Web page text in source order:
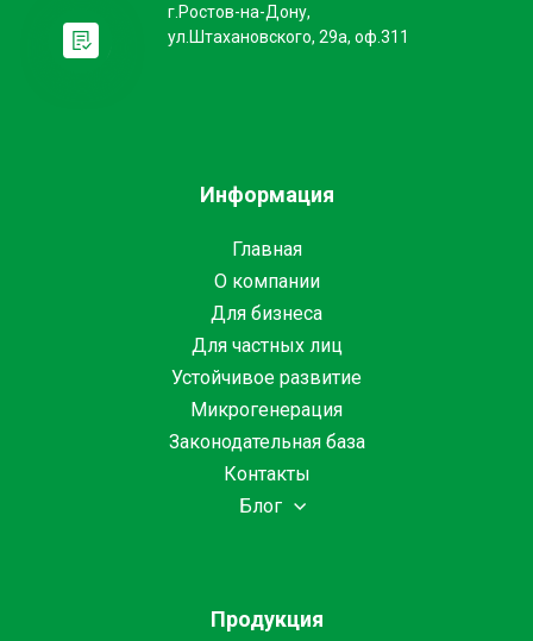
г.Ростов-на-Дону,
ул.Штахановского, 29а, оф.311
Информация
Главная
О компании
Для бизнеса
Для частных лиц
Устойчивое развитие
Микрогенерация
Законодательная база
Контакты
Блог
Продукция